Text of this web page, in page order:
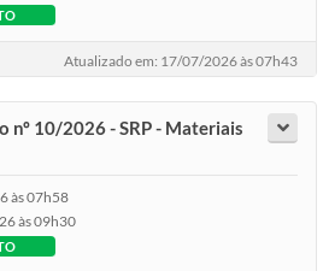
Atualizado em: 17/07/2026 às 07h43
nº 10/2026 - SRP - Materiais
às 07h58
às 09h30